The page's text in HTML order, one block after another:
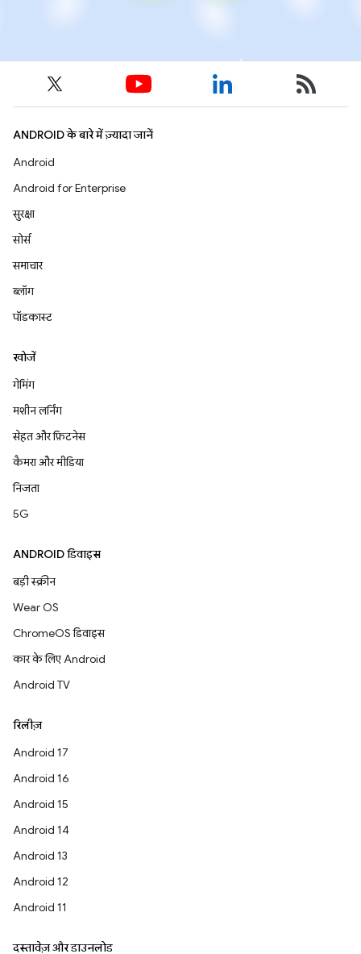
ANDROID के बारे में ज़्यादा जानें
Android
Android for Enterprise
सुरक्षा
सोर्स
समाचार
ब्लॉग
पॉडकास्ट
खोजें
गेमिंग
मशीन लर्निंग
सेहत और फ़िटनेस
कैमरा और मीडिया
निजता
5G
ANDROID डिवाइस
बड़ी स्क्रीन
Wear OS
ChromeOS डिवाइस
कार के लिए Android
Android TV
रिलीज़
Android 17
Android 16
Android 15
Android 14
Android 13
Android 12
Android 11
दस्तावेज़ और डाउनलोड